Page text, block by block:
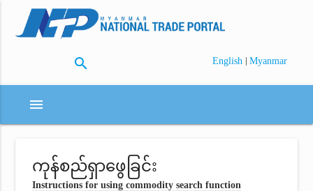
search English | Myanmar
menu
ကုန်စည်ရှာဖွေခြင်း
Instructions for using commodity search function